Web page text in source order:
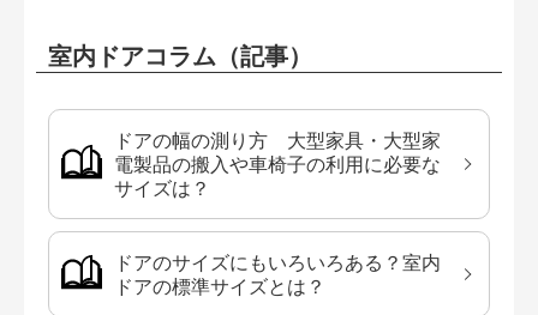
室内ドアコラム（記事）
ドアの幅の測り方 大型家具・大型家
電製品の搬入や車椅子の利用に必要な
サイズは？
ドアのサイズにもいろいろある？室内
ドアの標準サイズとは？